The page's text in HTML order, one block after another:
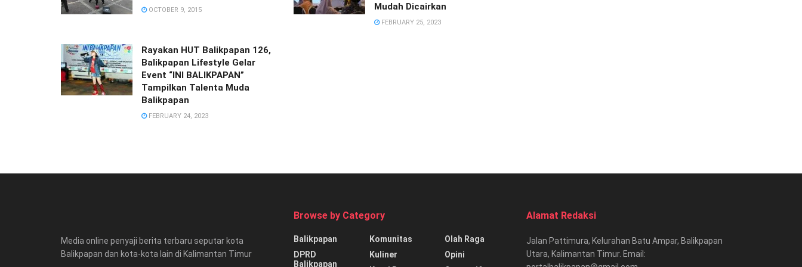
OCTOBER 9, 2015
Mudah Dicairkan
FEBRUARY 25, 2023
Rayakan HUT Balikpapan 126,
Balikpapan Lifestyle Gelar
Event “INI BALIKPAPAN”
Tampilkan Talenta Muda
Balikpapan
FEBRUARY 24, 2023
Media online penyaji berita terbaru seputar kota
Balikpapan dan kota-kota lain di Kalimantan Timur
Browse by Category
Balikpapan
DPRD
Balikpapan
Komunitas
Kuliner
Olah Raga
Opini
Alamat Redaksi
Jalan Pattimura, Kelurahan Batu Ampar, Balikpapan
Utara, Kalimantan Timur. Email: